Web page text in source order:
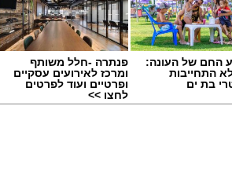
החם של העונה:
התחייבות
בת ים
פנתרה -חלל משותף
ומרכז לאירועים עסקיים
ופרטיים ועוד לפרטים
לחצו >>